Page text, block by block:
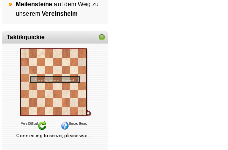
Mei­len­stei­ne auf dem Weg zu
un­se­rem Ver­eins­heim
Taktikquickie